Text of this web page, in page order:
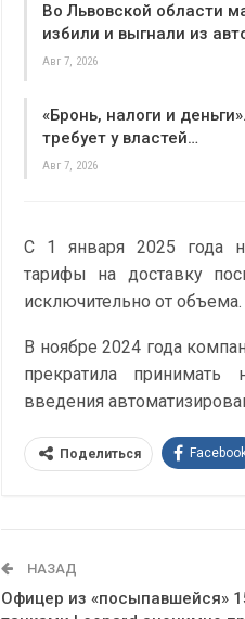
Во Львовской области
избили и выгнали из
Авг 7, 2026
«Бронь, налоги и
требует у властей…
Авг 7, 2026
С 1 января 2025 года
тарифы на доставку
исключительно от объема.
В ноябре 2024 года
прекратила принимать
введения
Поделиться
НАЗАД
Офицер из «посыпавшейся»